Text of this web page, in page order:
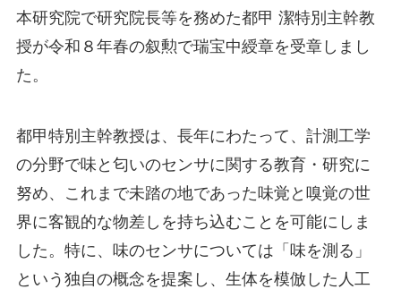
本研究院で研究院長等を務めた都甲 潔特別主幹教
授が令和８年春の叙勲で瑞宝中綬章を受章しまし
た。
都甲特別主幹教授は、長年にわたって、計測工学
の分野で味と匂いのセンサに関する教育・研究に
努め、これまで未踏の地であった味覚と嗅覚の世
界に客観的な物差しを持ち込むことを可能にしま
した。特に、味のセンサについては「味を測る」
という独自の概念を提案し、生体を模倣した人工